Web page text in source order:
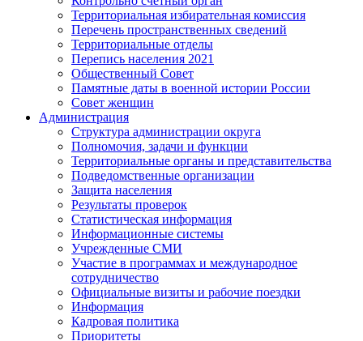
Территориальная избирательная комиссия
Перечень пространственных сведений
Территориальные отделы
Перепись населения 2021
Общественный Совет
Памятные даты в военной истории России
Совет женщин
Администрация
Структура администрации округа
Полномочия, задачи и функции
Территориальные органы и представительства
Подведомственные организации
Защита населения
Результаты проверок
Статистическая информация
Информационные системы
Учрежденные СМИ
Участие в программах и международное
сотрудничество
Официальные визиты и рабочие поездки
Информация
Кадровая политика
Приоритеты